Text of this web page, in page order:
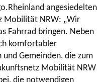
angesiedelten
Mobilität NRW: „Wir
Fahrrad bringen. Neben
komfortabler
Gemeinden, die zum
Mobilität NRW
die notwendigen